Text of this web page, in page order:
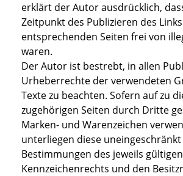
erklärt der Autor ausdrücklich,
Zeitpunkt des Publizieren des
entsprechenden Seiten frei von
waren.
Der Autor ist bestrebt, in allen
Urheberrechte der verwendeten
Texte zu beachten. Sofern auf zu
zugehörigen Seiten durch Dritte
Marken- und Warenzeichen
unterliegen diese
Bestimmungen des jeweils gültigen
Kennzeichenrechts und den